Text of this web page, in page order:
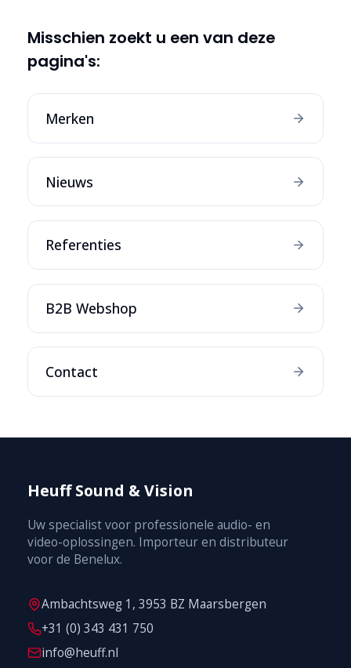
Misschien zoekt u een van deze
pagina's:
Merken
Nieuws
Referenties
B2B Webshop
Contact
Heuff Sound & Vision
Uw specialist voor professionele audio- en
video-oplossingen. Importeur en distributeur
voor de Benelux.
Ambachtsweg 1, 3953 BZ Maarsbergen
+31 (0) 343 431 750
info@heuff.nl